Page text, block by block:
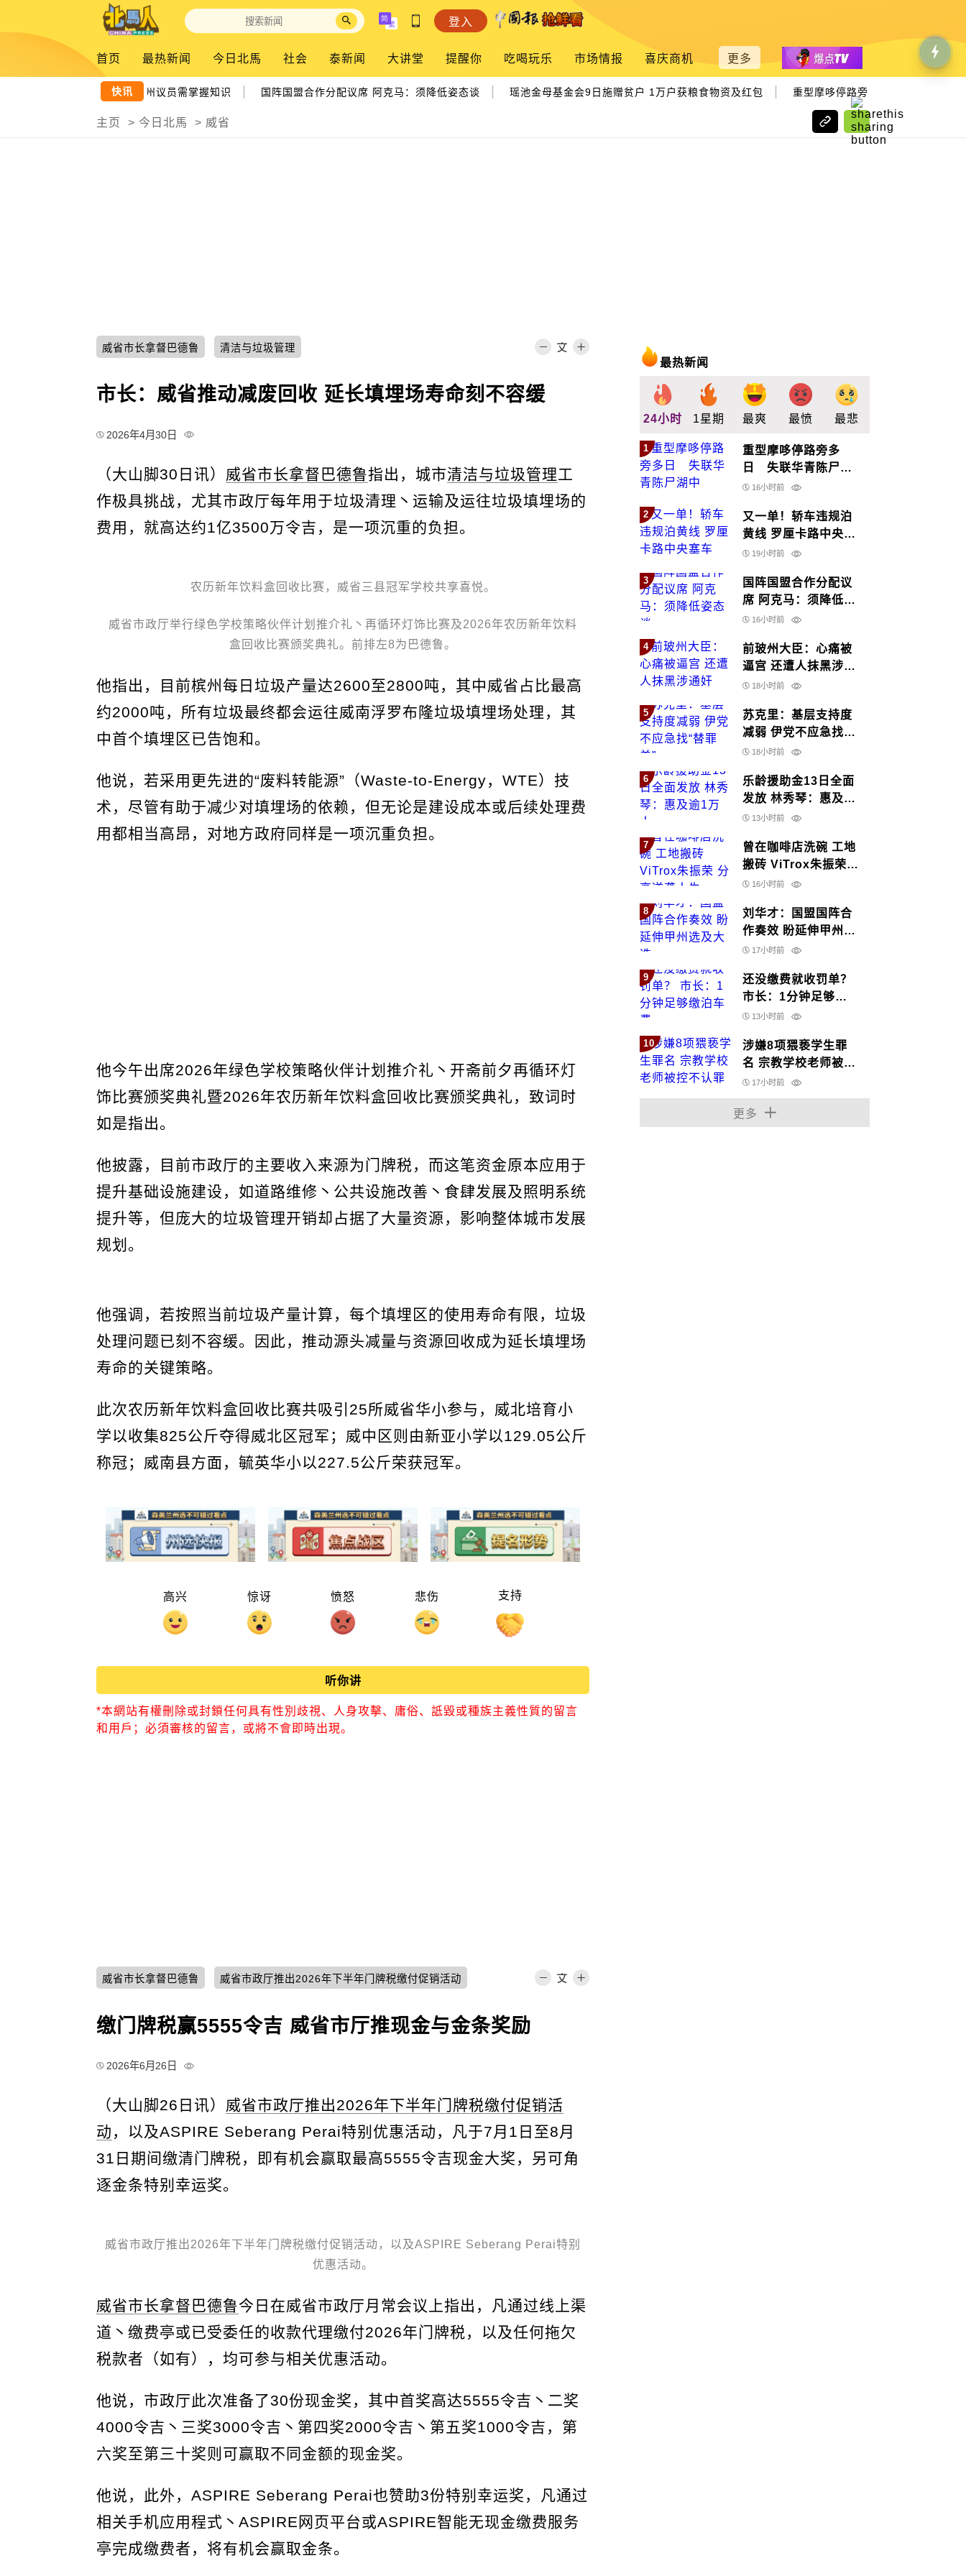
登入
首页 最热新闻 今日北馬 社会 泰新闻 大讲堂 提醒你 吃喝玩乐 市场情报 喜庆商机 更多
快讯
推槟城发展 曹观友：国州议员需掌握知识 | 国阵国盟合作分配议席 阿克马：须降低姿态谈 | 瑶池金母基金会9日施赠贫户 1万户获粮食物资及红包 | 重型摩哆停路旁多日 失联华青陈尸湖
主页 >今日北馬 > 威省
威省市长拿督巴德鲁 清洁与垃圾管理
市长：威省推动减废回收 延长填埋场寿命刻不容缓
2026年4月30日
（大山脚30日讯） 威省市长拿督巴德鲁指出，城市清洁与垃圾管理工
作极具挑战，尤其市政厅每年用于垃圾清理丶运输及运往垃圾填埋场的
费用，就高达约1亿3500万令吉，是一项沉重的负担。
农历新年饮料盒回收比赛，威省三县冠军学校共享喜悦。
威省市政厅举行绿色学校策略伙伴计划推介礼丶再循环灯饰比赛及2026年农历新年饮料
盒回收比赛颁奖典礼。前排左8为巴德鲁。
他指出，目前槟州每日垃圾产量达2600至2800吨，其中威省占比最高
约2000吨，所有垃圾最终都会运往威南浮罗布隆垃圾填埋场处理，其
中首个填埋区已告饱和。
他说，若采用更先进的“废料转能源”（Waste-to-Energy，WTE）技
术，尽管有助于减少对填埋场的依赖，但无论是建设成本或后续处理费
用都相当高昂，对地方政府同样是一项沉重负担。
他今午出席2026年绿色学校策略伙伴计划推介礼丶开斋前夕再循环灯
饰比赛颁奖典礼暨2026年农历新年饮料盒回收比赛颁奖典礼，致词时
如是指出。
他披露，目前市政厅的主要收入来源为门牌税，而这笔资金原本应用于
提升基础设施建设，如道路维修丶公共设施改善丶食肆发展及照明系统
提升等，但庞大的垃圾管理开销却占据了大量资源，影响整体城市发展
规划。
他强调，若按照当前垃圾产量计算，每个填埋区的使用寿命有限，垃圾
处理问题已刻不容缓。因此，推动源头减量与资源回收成为延长填埋场
寿命的关键策略。
此次农历新年饮料盒回收比赛共吸引25所威省华小参与，威北培育小
学以收集825公斤夺得威北区冠军；威中区则由新亚小学以129.05公斤
称冠；威南县方面，毓英华小以227.5公斤荣获冠军。
高兴 惊讶 愤怒 悲伤 支持
听你讲
*本網站有權刪除或封鎖任何具有性別歧視、人身攻擊、庸俗、詆毀或種族主義性質的留言
和用戶；必須審核的留言，或將不會即時出現。
威省市长拿督巴德鲁 威省市政厅推出2026年下半年门牌税缴付促销活动
缴门牌税赢5555令吉 威省市厅推现金与金条奖励
2026年6月26日
（大山脚26日讯） 威省市政厅推出2026年下半年门牌税缴付促销活
动 ，以及ASPIRE Seberang Perai特别优惠活动，凡于7月1日至8月
31日期间缴清门牌税，即有机会赢取最高5555令吉现金大奖，另可角
逐金条特别幸运奖。
威省市政厅推出2026年下半年门牌税缴付促销活动，以及ASPIRE Seberang Perai特别
优惠活动。
威省市长拿督巴德鲁今日在威省市政厅月常会议上指出，凡通过线上渠
道丶缴费亭或已受委任的收款代理缴付2026年门牌税，以及任何拖欠
税款者（如有），均可参与相关优惠活动。
他说，市政厅此次准备了30份现金奖，其中首奖高达5555令吉丶二奖
4000令吉丶三奖3000令吉丶第四奖2000令吉丶第五奖1000令吉，第
六奖至第三十奖则可赢取不同金额的现金奖。
他说，此外，ASPIRE Seberang Perai也赞助3份特别幸运奖，凡通过
相关手机应用程式丶ASPIRE网页平台或ASPIRE智能无现金缴费服务
亭完成缴费者，将有机会赢取金条。
最热新闻
24小时 1星期 最爽 最愤 最悲
1
重型摩哆停路旁多
日 失联华青陈尸湖
中16小时前
2
又一单！轿车违规泊
黄线 罗厘卡路中央塞
车19小时前
3
国阵国盟合作分配议
席 阿克马：须降低姿
态谈
16小时前
4
前玻州大臣：心痛被
逼宫 还遭人抹黑涉通
奸18小时前
5
苏克里：基层支持度
减弱 伊党不应急找
“替罪羊”
18小时前
6
乐龄援助金13日全面
发放 林秀琴：惠及逾
1万人
13小时前
7
曾在咖啡店洗碗 工地
搬砖 ViTrox朱振荣
分享逆袭人生
16小时前
8
刘华才：国盟国阵合
作奏效 盼延伸甲州选
及大选
17小时前
9
还没缴费就收罚单？
市长：1分钟足够缴
泊车费
13小时前
10
涉嫌8项猥亵学生罪
名 宗教学校老师被控
不认罪
17小时前
更多